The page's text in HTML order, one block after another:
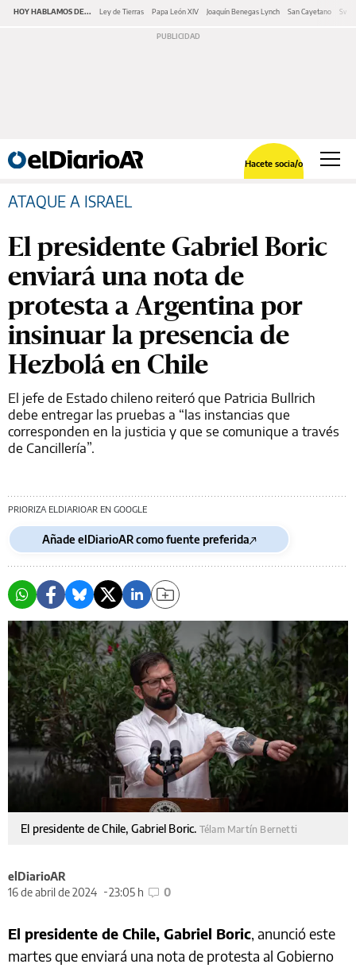
HOY HABLAMOS DE... Ley de Tierras Papa León XIV Joaquín Benegas Lynch San Cayetano
Hacete socia/o
ATAQUE A ISRAEL
El presidente Gabriel Boric
enviará una nota de
protesta a Argentina por
insinuar la presencia de
Hezbolá en Chile
El jefe de Estado chileno reiteró que Patricia Bullrich
debe entregar las pruebas a “las instancias que
corresponden en la justicia y que se comunique a través
de Cancillería”.
PRIORIZA ELDIARIOAR EN GOOGLE
Añade elDiarioAR como fuente preferida
El presidente de Chile, Gabriel Boric. Télam Martín Bernetti
elDiarioAR
16 de abril de 2024
23:05 h 0
El presidente de Chile, Gabriel Boric, anunció este
martes que enviará una nota de protesta al Gobierno